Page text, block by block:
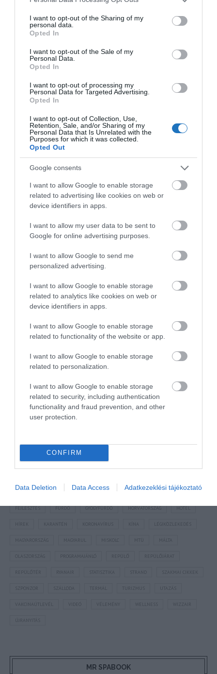
not limited to your visit or usage behaviour. You may click to
grant or deny consent to Google and its third-party tags to
use your data for below specified purposes in below Google
consent section.
I want to opt-out of the Sharing of my
personal data.
Opted In
I want to opt-out of the Sale of my
Personal Data.
Opted In
I want to opt-out of processing my
Personal Data for Targeted Advertising.
Opted In
I want to opt-out of Collection, Use,
Retention, Sale, and/or Sharing of my
Personal Data that Is Unrelated with the
Purposes for which it was collected.
Opted Out
Google consents
I want to allow Google to enable storage
related to advertising like cookies on web or
device identifiers in apps.
I want to allow my user data to be sent to
Google for online advertising purposes.
I want to allow Google to send me
personalized advertising.
I want to allow Google to enable storage
related to analytics like cookies on web or
device identifiers in apps.
I want to allow Google to enable storage
related to functionality of the website or app.
I want to allow Google to enable storage
related to personalization.
I want to allow Google to enable storage
related to security, including authentication
functionality and fraud prevention, and other
user protection.
CONFIRM
Data Deletion Data Access Adatkezeklési tájékoztató
Fürdőbaráti üdvözlettel,
Támogatásoddalhozzájárulhatsz, hogy további
közzé. Hálás köszönet érte, ha méltónak találod rá a
Spabook-ot!
Megosztás
BUDAPEST DUNA FEJLESZTÉS STRAND
SZABADSTRAND
HETI BÖLCSESSÉG
sújtott gyerek." Jean-Michel Maulpoix
NÉZZ KÖRBE TÉMÁK SZERINT!
BUDAPEST AIRPORT EMIRATES
FEJLESZTÉS HORVÁTORSZÁG HOTEL
KARANTÉN LÉGIKÖZLEKEDÉS
MAGYARORSZÁG MTÜ MÁLTA
OLASZORSZÁG REPÜLŐJÁRAT
REPÜLŐTÉR STATISZTIKA STRAND SZAKMAI CIKKEK
SZPONZOR SZÁLLODA TERMÁL TURIZMUS UTAZÁS
VAKCINAÚTLEVÉL WIZZAIR
ÚJRANYITÁS
MR SPABOOK